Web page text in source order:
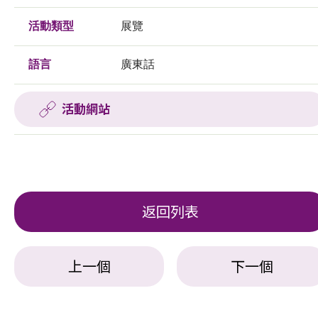
活動類型 展覽
語言 廣東話
活動網站
返回列表
上一個 下一個